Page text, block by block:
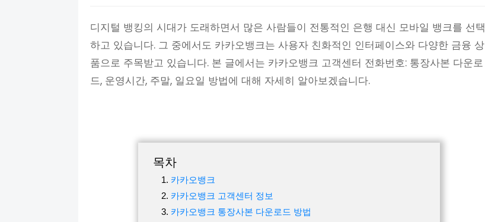
디지털 뱅킹의 시대가 도래하면서 많은 사람들이 전통적인 은행 대신 모바일 뱅크를 선택
하고 있습니다. 그 중에서도 카카오뱅크는 사용자 친화적인 인터페이스와 다양한 금융 상
품으로 주목받고 있습니다. 본 글에서는 카카오뱅크 고객센터 전화번호: 통장사본 다운로
드, 운영시간, 주말, 일요일 방법에 대해 자세히 알아보겠습니다.
목차
카카오뱅크
카카오뱅크 고객센터 정보
카카오뱅크 통장사본 다운로드 방법